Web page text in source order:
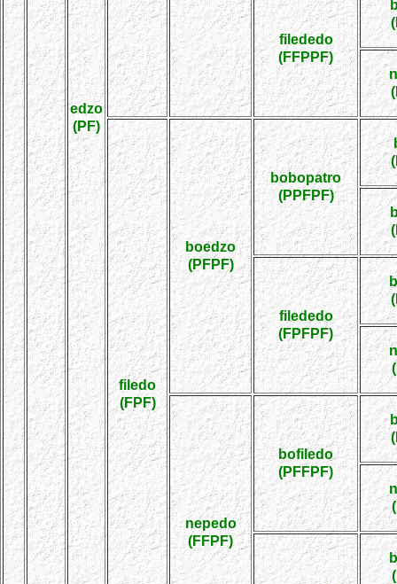
edzo
(PF)
filededo
(FFPPF)
filedo
(FPF)
boedzo
(PFPF)
bobopatro
(PPFPF)
filededo
(FPFPF)
nepedo
(FFPF)
bofiledo
(PFFPF)